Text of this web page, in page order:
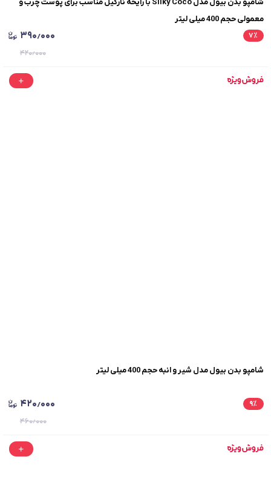
شامپو بدن بیول مدل Silky Coco با رایحه نارگیل مناسب برای پوست چرب و
معمولی حجم 400 میلی لیتر
۷٪ ۳۹۰٫۰۰۰
۴۲۰٫۰۰۰
شامپو بدن بیول مدل شیر و انبه حجم 400 میلی لیتر
۹٪ ۴۲۰٫۰۰۰
۴۶۰٫۰۰۰